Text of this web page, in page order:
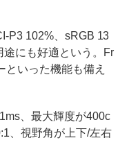
P3 102%、sRGB 13
にも好適という。Fr
いった機能も備え
、最大輝度が400c
、視野角が上下/左右